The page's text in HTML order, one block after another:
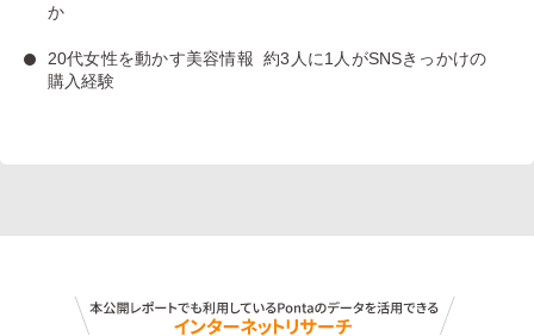
か
20代女性を動かす美容情報約3人に1人がSNSきっかけの
購入経験